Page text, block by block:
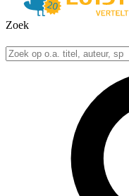
Zoek